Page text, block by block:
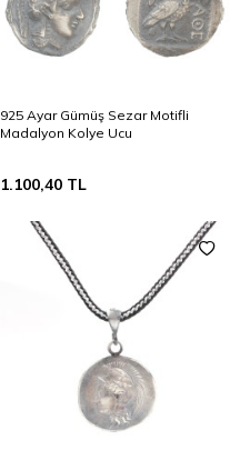
925 Ayar Gümüş Sezar Motifli
Madalyon Kolye Ucu
1.100,40 TL